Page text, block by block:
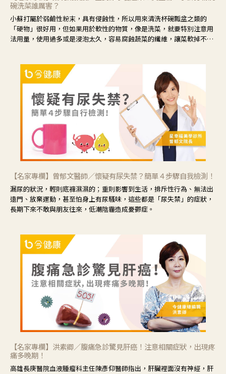
碗洗菜誰厲害？
小蘇打屬於弱鹼性粉末，具有侵蝕性，所以用來清洗杯碗瓢盆之類的
「硬物」很好用，但如果用於軟性的物質，像是洗菜，就要特別注意用
法用量，使用過多或是浸泡太久，容易腐蝕蔬菜的纖維，讓菜軟掉不清
【名家專欄】曾郁文醫師／懷疑有尿失禁？簡單４步驟自我檢測！
漏尿的狀況，輕則底褲濕濕的；重則影響到生活，排斥性行為、無法出
遠門、放棄運動，甚至怕身上有尿騷味，這些都是「尿失禁」的症狀，
長期下來不敢與朋友往來，低潮陰霾造成憂鬱症。
【名家專欄】洪素卿／腹痛急診驚見肝癌！注意相關症狀，出現疼
痛多晚期！
高雄長庚醫院血液腫瘤科主任陳彥仰醫師指出，肝臟裡面沒有神經，肝